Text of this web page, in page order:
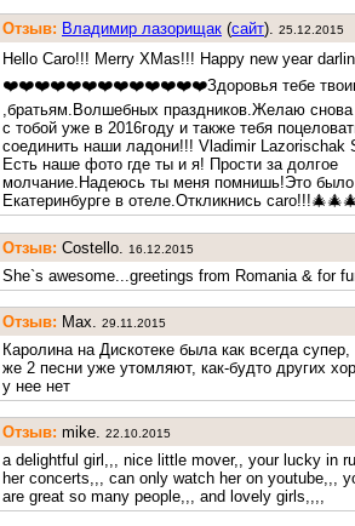
Отзыв: Владимир лазорищак (cайт). 25.12.2015
Hello Caro!!! Merry XMas!!! Happy new year
❤️❤️❤️❤️❤️❤️❤️❤️❤️❤️❤️❤️❤️Здоровья тебе твоим
,братьям.Волшебных праздников.Желаю снова
с тобой уже в 2016году и также тебя
соединить наши ладони!!! Vladimir Lazorischak
Есть наше фото где ты и я! Прости за долгое
молчание.Надеюсь ты меня помнишь!Это было
Екатеринбурге в отеле.Откликнись
Отзыв: Costello. 16.12.2015
She`s awesome...greetings from Romania & for
Отзыв: Max. 29.11.2015
Каролина на Дискотеке была как всегда
же 2 песни уже утомляют, как-будто других
у нее нет
Отзыв: mike. 22.10.2015
a delightful girl,,, nice little mover,, your lucky in
her concerts,,, can only watch her on youtube,,,
are great so many people,,, and lovely girls,,,,